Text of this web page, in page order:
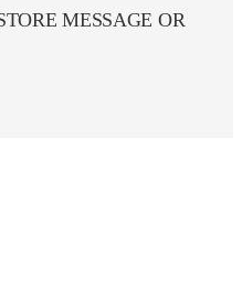
MESSAGE OR